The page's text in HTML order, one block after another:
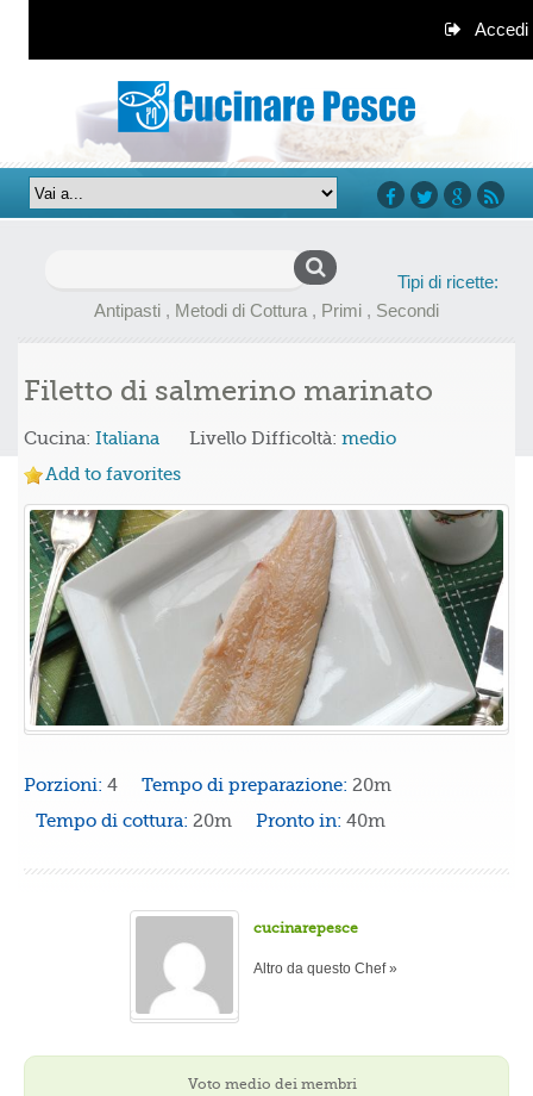
Accedi
Tipi di ricette:
Antipasti , Metodi di Cottura , Primi , Secondi
Filetto di salmerino marinato
Cucina: Italiana Livello Difficoltà: medio
Add to favorites
Porzioni: 4 Tempo di preparazione: 20m
Tempo di cottura: 20m Pronto in: 40m
cucinarepesce
Altro da questo Chef »
Voto medio dei membri